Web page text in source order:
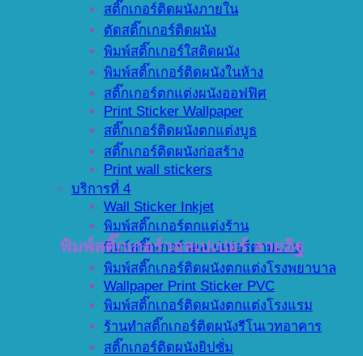
สติ๊กเกอร์ติดผนังภายใน
ตัดสติ๊กเกอร์ติดผนัง
พิมพ์สติ๊กเกอร์ใสติดผนัง
พิมพ์สติ๊กเกอร์ติดผนังในห้าง
สติ๊กเกอร์ตกแต่งผนังออฟฟิศ
Print Sticker Wallpaper
สติ๊กเกอร์ติดผนังตกแต่งบูธ
สติ๊กเกอร์ติดผนังก่อสร้าง
Print wall stickers
บริการที่ 4
Wall Sticker Inkjet
พิมพ์สติ๊กเกอร์ตกแต่งร้าน
พิมพ์สติ๊กเกอร์วอลเปเปอร์ตามแบบ
พิมพ์สติ๊กเกอร์ติดผนังตกแต่งโรงพยาบาล
Wallpaper Print Sticker PVC
พิมพ์สติ๊กเกอร์ติดผนังตกแต่งโรงแรม
ร้านทำสติ๊กเกอร์ติดผนังรีโนเวทอาคาร
สติ๊กเกอร์ติดผนังยิปซั่ม
พิมพ์สติ๊กเกอร์วอลเปเปอร์ ลายอิฐ